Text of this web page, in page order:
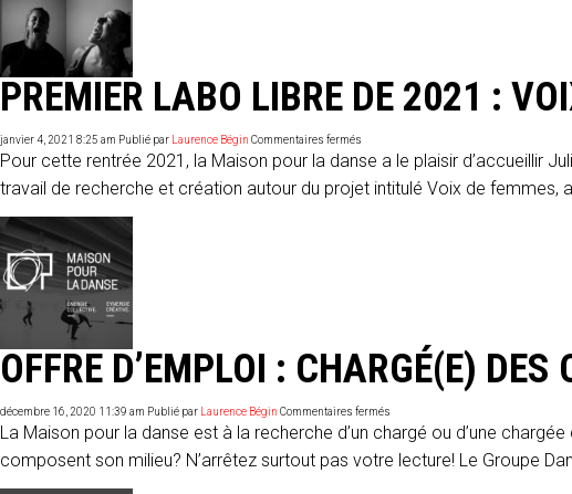
PREMIER LABO LIBRE DE 2021 :
janvier 4, 2021 8:25 am Publié par Laurence Bégin Commentaires fermés
Premier
Labo
libre
de
Pour cette rentrée 2021, la Maison pour la danse a le plaisir d’accueillir
travail de recherche et création autour du projet intitulé Voix de femmes,
OFFRE D’EMPLOI : CHARGÉ(E)
décembre 16, 2020 11:39 am Publié par Laurence Bégin Commentaires fermés
d’emploi
chargé(e)
La Maison pour la danse est à la recherche d’un chargé ou d’une
composent son milieu? N’arrêtez surtout pas votre lecture! Le Groupe